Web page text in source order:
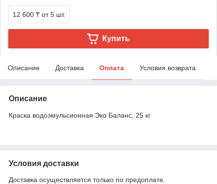
12 600 ₸ от 5 шт.
Купить
Описание Доставка Оплата Условия возврата
Описание
Краска водоэмульсионная Эко Баланс, 25 кг
Условия доставки
Доставка осуществляется только по предоплате.